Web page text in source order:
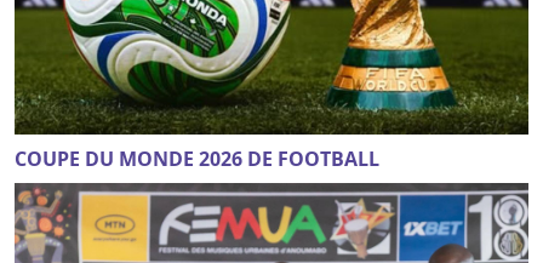
COUPE DU MONDE 2026 DE FOOTBALL